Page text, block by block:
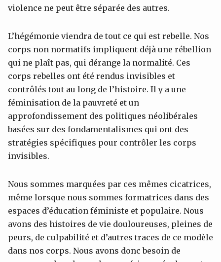
violence ne peut être séparée des autres.
L’hégémonie viendra de tout ce qui est rebelle. Nos
corps non normatifs impliquent déjà une rébellion
qui ne plaît pas, qui dérange la normalité. Ces
corps rebelles ont été rendus invisibles et
contrôlés tout au long de l’histoire. Il y a une
féminisation de la pauvreté et un
approfondissement des politiques néolibérales
basées sur des fondamentalismes qui ont des
stratégies spécifiques pour contrôler les corps
invisibles.
Nous sommes marquées par ces mêmes cicatrices,
même lorsque nous sommes formatrices dans des
espaces d’éducation féministe et populaire. Nous
avons des histoires de vie douloureuses, pleines de
peurs, de culpabilité et d’autres traces de ce modèle
dans nos corps. Nous avons donc besoin de